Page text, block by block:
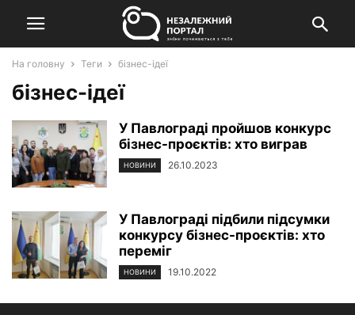
На головну Теги бізнес-ідеї
бізнес-ідеї
У Павлограді пройшов конкурс
бізнес-проєктів: хто виграв
НОВИНИ 26.10.2023
У Павлограді підбили підсумки
конкурсу бізнес-проєктів: хто
переміг
НОВИНИ 19.10.2022